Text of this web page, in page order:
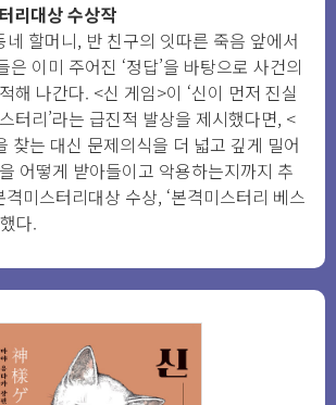
리대상 수상작
네 할머니, 반 친구의 잇따른 죽음 앞에서
은 이미 주어진 ‘정답’을 바탕으로 사건의
해 나간다. <신 게임>이 ‘신이 먼저 진실
터리’라는 급진적 발상을 제시했다면, <
찾는 대신 문제의식을 더 넓고 깊게 밀어
어떻게 받아들이고 악용하는지까지 추
미스터리대상 수상, ‘본격미스터리 베스
다.